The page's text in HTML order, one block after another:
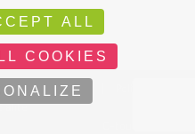
Mentions légales
ALL
COOKIES